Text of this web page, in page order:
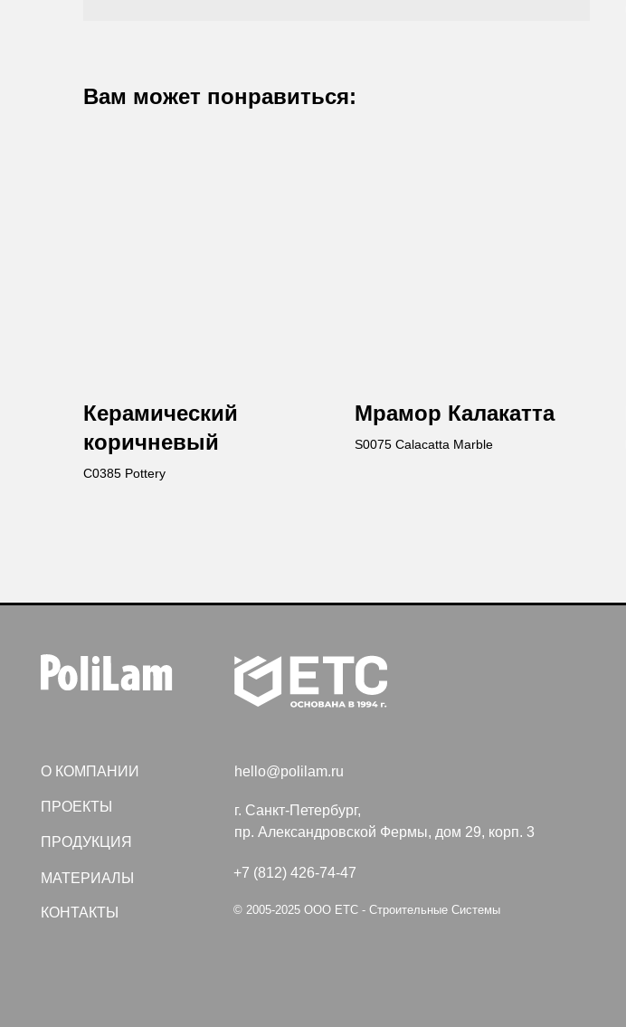
Вам может понравиться:
Керамический
коричневый
C0385 Pottery
Мрамор Калакатта
S0075 Calacatta Marble
ПРОДУКЦИЯ
ПРОЕКТЫ
г. Санкт-Петербург,
пр. Александровской Фермы, дом 29, корп. 3
Создание сайта VolkovGroup
Политика конфиденциальности